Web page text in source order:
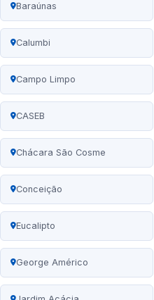
Baraúnas
Calumbi
Campo Limpo
CASEB
Chácara São Cosme
Conceição
Eucalipto
George Américo